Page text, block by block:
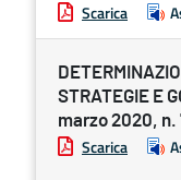
Scarica
STRATEGIE E
marzo 2020, n.
Scarica